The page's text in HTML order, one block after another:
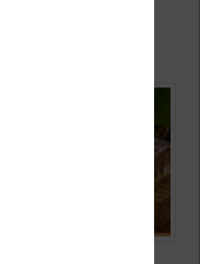
évolué puisque la
les formes de la